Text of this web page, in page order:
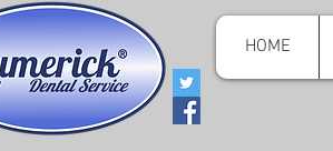
HOME